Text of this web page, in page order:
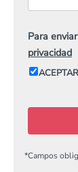
Para
privacidad
*Campos